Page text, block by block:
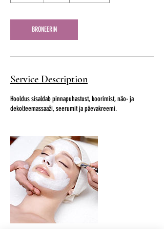
i
n
BRONEERIN
Service Description
Hooldus sisaldab pinnapuhastust, koorimist, näo- ja
dekolteemassaaži, seerumit ja päevakreemi.